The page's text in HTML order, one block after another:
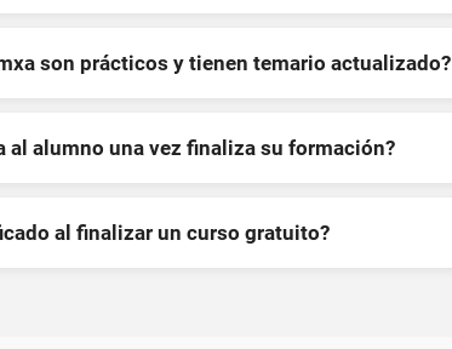
son prácticos y tienen temario actualizado?
al alumno una vez finaliza su formación?
al finalizar un curso gratuito?